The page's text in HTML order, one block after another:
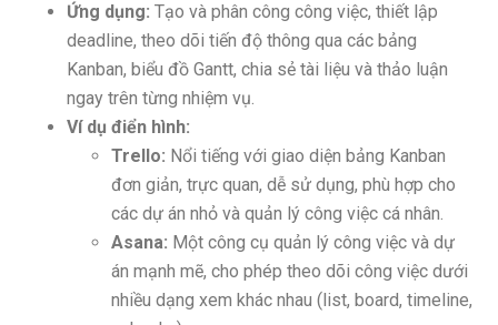
Ứng dụng: Tạo và phân công công việc, thiết lập
deadline, theo dõi tiến độ thông qua các bảng
Kanban, biểu đồ Gantt, chia sẻ tài liệu và thảo luận
ngay trên từng nhiệm vụ.
Ví dụ điển hình:
Trello: Nổi tiếng với giao diện bảng Kanban
đơn giản, trực quan, dễ sử dụng, phù hợp cho
các dự án nhỏ và quản lý công việc cá nhân.
Asana: Một công cụ quản lý công việc và dự
án mạnh mẽ, cho phép theo dõi công việc dưới
nhiều dạng xem khác nhau (list, board, timeline,